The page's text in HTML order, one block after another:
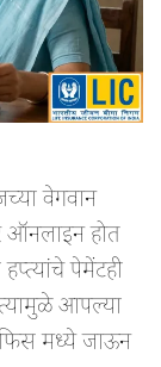
वेगवान
ऑनलाइन होत
पेमेंटही
आपल्या
मध्ये जाऊन